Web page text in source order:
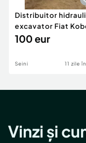
Distribuitor
excavator Fiat
EX285 piese
100 eur
Seini 11 zile
Vinzi și